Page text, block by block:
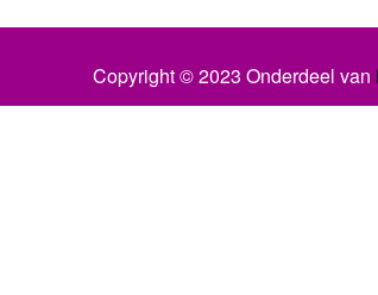
Copyright © 2023 Onderdeel van